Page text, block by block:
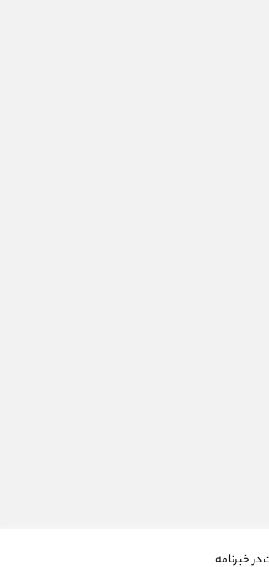
خبرنامه